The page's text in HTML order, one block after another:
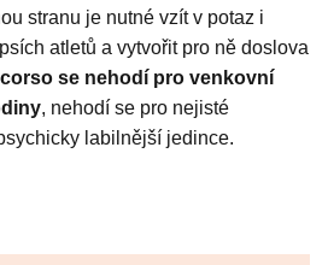
stranu je nutné vzít v potaz i
atletů a vytvořit pro ně doslova
se nehodí pro venkovní
, nehodí se pro nejisté
labilnější jedince.